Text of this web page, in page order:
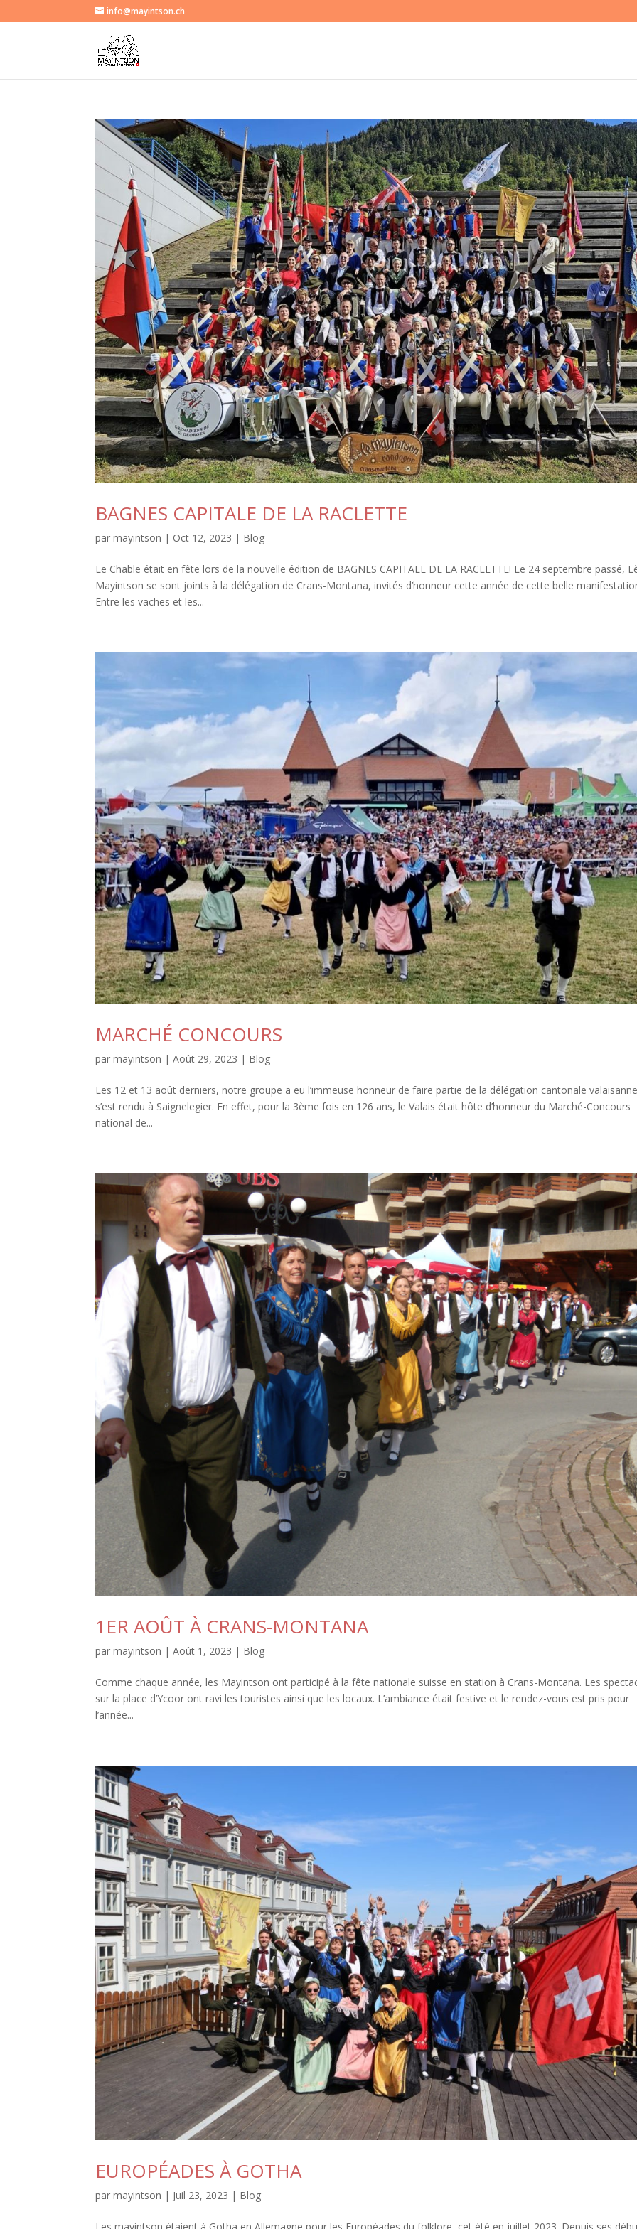
info@mayintson.ch
BAGNES CAPITALE DE LA RACLETTE
parmayintson | Oct 12, 2023 | Blog
Le Chable était en fête lors de la nouvelle édition de BAGNES CAPITALE DE LA RACLETTE! Le 24 septembre passé,
Mayintson se sont joints à la délégation de Crans-Montana, invités d’honneur cette année de cette belle
Entre les vaches et les...
MARCHÉ CONCOURS
parmayintson |Août 29, 2023 | Blog
Les 12 et 13 août derniers, notre groupe a eu l’immeuse honneur de faire partie de la délégation cantonale
s’est rendu à Saignelegier. En effet, pour la 3ème fois en 126 ans, le Valais était hôte d’honneur du Marché-Concours
national de...
1ER AOÛT À CRANS-MONTANA
parmayintson |Août 1, 2023 | Blog
Comme chaque année, les Mayintson ont participé à la fête nationale suisse en station à Crans-Montana. Les
sur la place d’Ycoor ont ravi les touristes ainsi que les locaux. L’ambiance était festive et le rendez-vous est pris pour
l’année...
EUROPÉADES À GOTHA
parmayintson | Juil 23, 2023 | Blog